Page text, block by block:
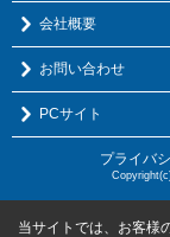
会社概要
お問い合わせ
PCサイト
プライバ
当サイトでは、お客様